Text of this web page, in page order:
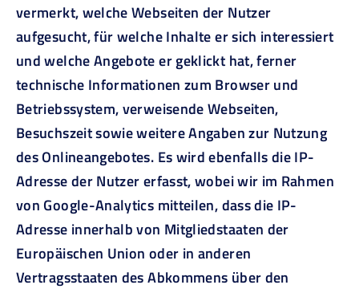
vermerkt, welche Webseiten der Nutzer
aufgesucht, für welche Inhalte er sich interessiert
und welche Angebote er geklickt hat, ferner
technische Informationen zum Browser und
Betriebssystem, verweisende Webseiten,
Besuchszeit sowie weitere Angaben zur Nutzung
des Onlineangebotes. Es wird ebenfalls die IP-
Adresse der Nutzer erfasst, wobei wir im Rahmen
von Google-Analytics mitteilen, dass die IP-
Adresse innerhalb von Mitgliedstaaten der
Europäischen Union oder in anderen
Vertragsstaaten des Abkommens über den